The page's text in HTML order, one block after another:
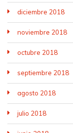
diciembre 2018
noviembre 2018
octubre 2018
septiembre 2018
agosto 2018
julio 2018